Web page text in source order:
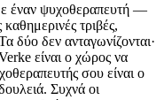
έναν ψυχοθεραπευτή —
τριβές,
δύο δεν ανταγωνίζονται·
είναι ο χώρος να
σου είναι ο
Συχνά οι